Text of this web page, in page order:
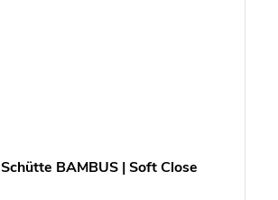
Schütte BAMBUS | Soft Close